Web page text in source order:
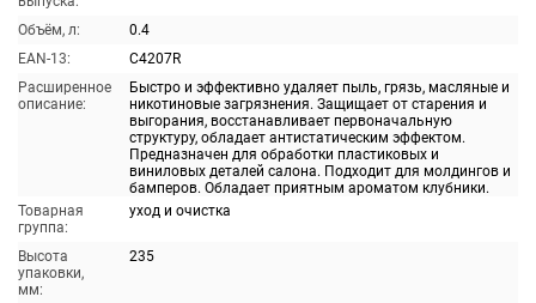
Объём, л:
0.4
EAN-13:
C4207R
Расширенное
описание:
Быстро и эффективно удаляет пыль, грязь, масляные и
никотиновые загрязнения. Защищает от старения и
выгорания, восстанавливает первоначальную
структуру, обладает антистатическим эффектом.
Предназначен для обработки пластиковых и
виниловых деталей салона. Подходит для молдингов и
бамперов. Обладает приятным ароматом клубники.
Товарная
группа:
уход и очистка
Высота
упаковки,
мм:
235